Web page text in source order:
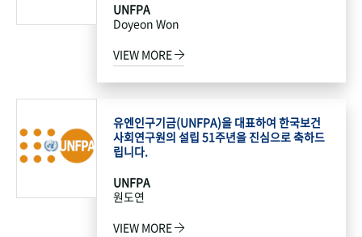
UNFPA
Doyeon Won
VIEW MORE
유엔인구기금(UNFPA)을 대표하여 한국보건
사회연구원의 설립 51주년을 진심으로 축하드
립니다.
UNFPA
원도연
VIEW MORE